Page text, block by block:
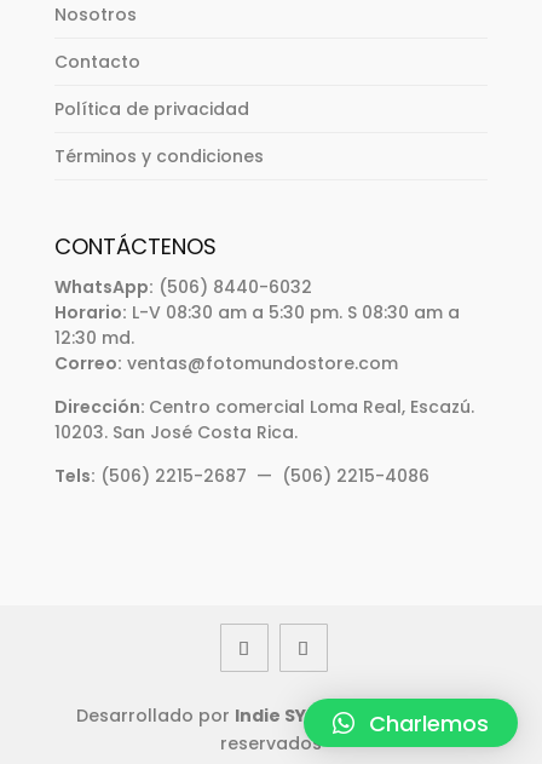
Nosotros
Contacto
Política de privacidad
Términos y condiciones
CONTÁCTENOS
WhatsApp: (506) 8440-6032
Horario: L-V 08:30 am a 5:30 pm. S 08:30 am a
12:30 md.
Correo: ventas@fotomundostore.com
Dirección: Centro comercial Loma Real, Escazú.
10203. San José Costa Rica.
Tels: (506) 2215-2687 — (506) 2215-4086
Desarrollado por Indie SYB
| 2022 Derechos
reservados
Charlemos